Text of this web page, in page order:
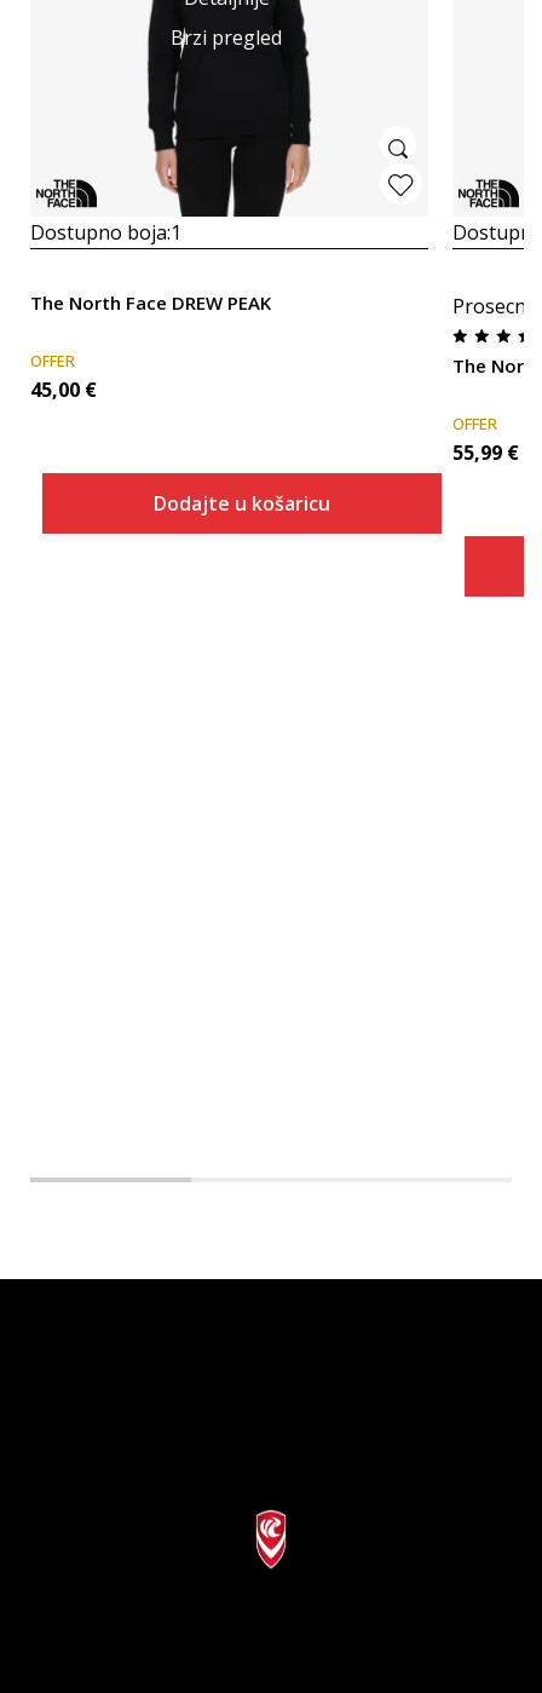
Brzi pregled
Dostupno boja:1
The North Face DREW PEAK
OFFER
45,00 €
Dodajte u košaricu
The North
OFFER
55,99 €